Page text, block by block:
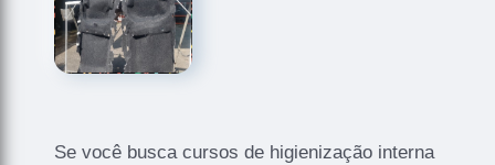
Se você busca cursos de higienização interna